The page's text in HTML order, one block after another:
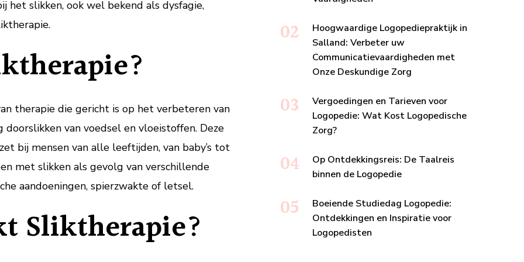
het slikken, ook wel bekend als dysfagie,
therapie die gericht is op het verbeteren van
van voedsel en vloeistoffen. Deze
bij mensen van alle leeftijden, van baby’s tot
met slikken als gevolg van verschillende
aandoeningen, spierzwakte of letsel.
Sliktherapie?
Hoogwaardige Logopediepraktijk in
Salland: Verbeter uw
Communicatievaardigheden met
Onze Deskundige Zorg
Vergoedingen en Tarieven voor
Logopedie: Wat Kost Logopedische
Zorg?
Op Ontdekkingsreis: De Taalreis
binnen de Logopedie
Boeiende Studiedag Logopedie:
Ontdekkingen en Inspiratie voor
Logopedisten